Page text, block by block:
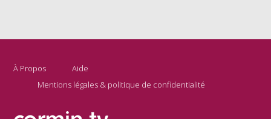
À Propos
Aide
Mentions légales & politique de confidentialité